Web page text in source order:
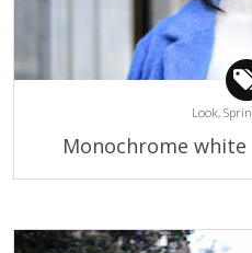
Look,
Monochrome